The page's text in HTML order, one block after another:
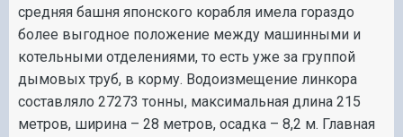
средняя башня японского корабля имела гораздо
более выгодное положение между машинными и
котельными отделениями, то есть уже за группой
дымовых труб, в корму. Водоизмещение линкора
составляло 27273 тонны, максимальная длина 215
метров, ширина – 28 метров, осадка – 8,2 м. Главная